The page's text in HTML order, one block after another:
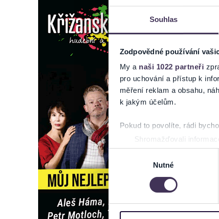
Souhlas
Zodpovědné používání
My a naši 1022 partneři
pro uchování a přístup k
měření reklam a obsahu,
k jakým účelům.
Pokud to povolíte, rádi
Shromažďovali
Identifikovali vaše
Zjistěte více o tom, jak
můžete kdykoliv změnit
informace o vašem zařízení
Nutné